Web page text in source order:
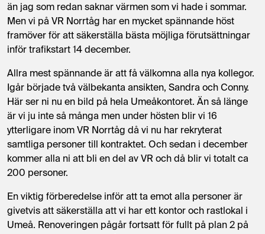
än jag som redan saknar värmen som vi hade i sommar.
Men vi på VR Norrtåg har en mycket spännande höst
framöver för att säkerställa bästa möjliga förutsättningar
inför trafikstart 14 december.
Allra mest spännande är att få välkomna alla nya kollegor.
Igår började två välbekanta ansikten, Sandra och Conny.
Här ser ni nu en bild på hela Umeåkontoret. Än så länge
är vi ju inte så många men under hösten blir vi 16
ytterligare inom VR Norrtåg då vi nu har rekryterat
samtliga personer till kontraktet. Och sedan i december
kommer alla ni att bli en del av VR och då blir vi totalt ca
200 personer.
En viktig förberedelse inför att ta emot alla personer är
givetvis att säkerställa att vi har ett kontor och rastlokal i
Umeå. Renoveringen pågår fortsatt för fullt på plan 2 på